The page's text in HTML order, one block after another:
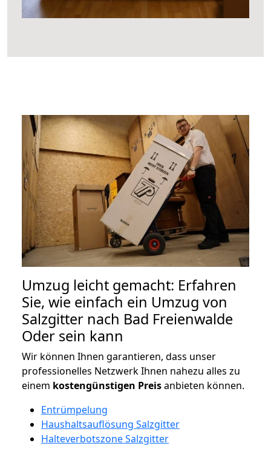
Umzug leicht gemacht: Erfahren
Sie, wie einfach ein Umzug von
Salzgitter nach Bad Freienwalde
Oder sein kann
Wir können Ihnen garantieren, dass unser
professionelles Netzwerk Ihnen nahezu alles zu
einem kostengünstigen Preisanbieten können.
Entrümpelung
Haushaltsauflösung Salzgitter
Halteverbotszone Salzgitter